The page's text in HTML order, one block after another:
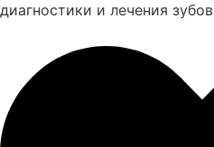
диагностики и лечения зубов